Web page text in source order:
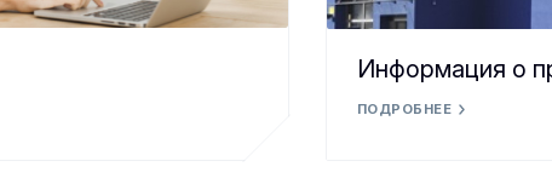
Информация о
ПОДРОБНЕЕ